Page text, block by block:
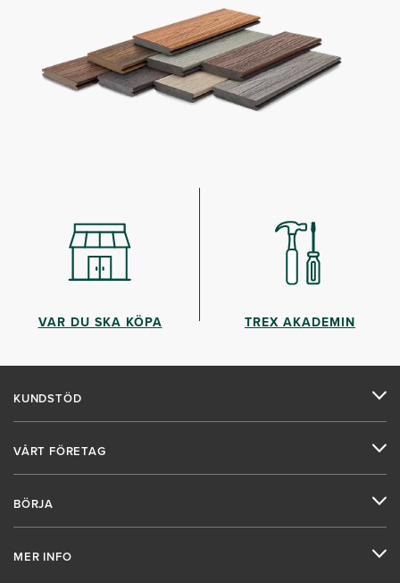
VAR DU SKA KÖPA TREX AKADEMIN
KUNDSTÖD
VÅRT FÖRETAG
BÖRJA
MER INFO